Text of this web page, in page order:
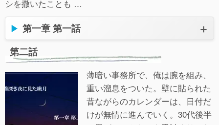
シを撒いたことも …
第一章 第一話
第二話
薄暗い事務所で、俺は腕を組み、
重い溜息をついた。壁に貼られた
昔ながらのカレンダーは、日付だ
けが無情に進んでいく。30代後半